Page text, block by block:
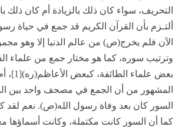
التحريف، سواء كان ذلك بالزيادة أم كان ذلك
ألتـزم بأن القرآن الكريم قد جمع في حياة
الآن فلم يخرج(ص) من عالم الدنيا إلا وهو
وترتيب سوره، كما هو مختار جمع من علماء
بعض علماء الطائفة، كبعض الأعاظم(ره)[1]
،
المشهور من أن الجمع في مصحف واحد بين
السور كان بعد وفاة رسول الله(ص). نعم لقد
كما أن السور كانت مكتملة، وكانت أسماؤها